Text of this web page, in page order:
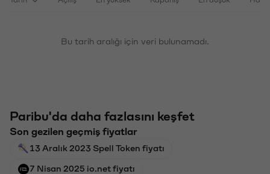
Bu tarih aralığı için veri bulunamadı.
Paribu'da daha fazlasını keşfet
Son gezilen geçmiş fiyatlar
13 Aralık 2023 Spell Token fiyatı
7 Nisan 2025 io.net fiyatı